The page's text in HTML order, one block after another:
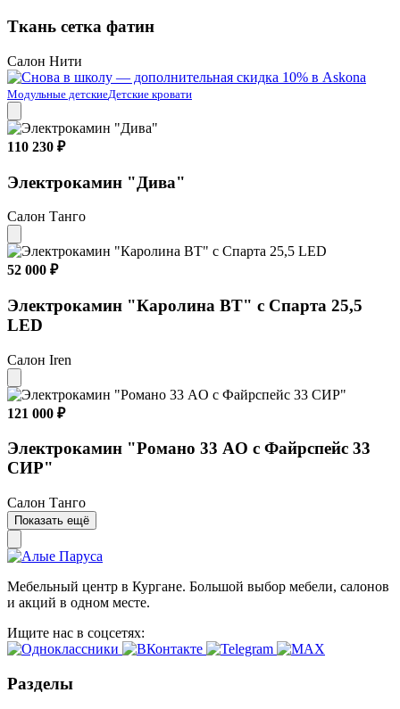
Ткань сетка фатин
Салон Нити
Модульные детскиеДетские кровати
110 230 ₽
Электрокамин "Дива"
Салон Танго
52 000 ₽
Электрокамин "Каролина ВT" c Спарта 25,5
LED
Салон Iren
121 000 ₽
Электрокамин "Романо 33 AO с Файрспейс 33
СИР"
Салон Танго
Показать ещё
Мебельный центр в Кургане. Большой выбор мебели, салонов
и акций в одном месте.
Ищите нас в соцсетях:
Разделы